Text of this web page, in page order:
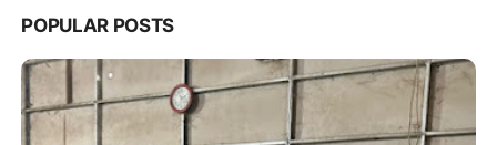
POPULAR POSTS